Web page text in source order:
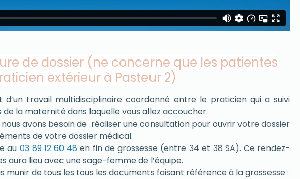
de dossier (ne concerne que les patientes
extérieur à Pasteur 2)
travail multidisciplinaire coordonné entre le praticien qui a suivi
la maternité dans laquelle vous allez accoucher.
avons besoin de réaliser une consultation pour ouvrir votre dossier
de votre dossier médical.
au 03 89 12 60 48 en fin de grossesse (entre 34 et 38 SA). Ce rendez-
aura lieu avec une sage-femme de l’équipe.
munir de tous les tous les documents faisant référence à la grossesse :